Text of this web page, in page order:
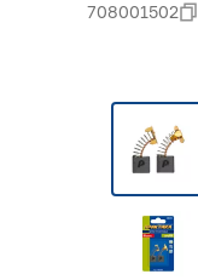
708001502